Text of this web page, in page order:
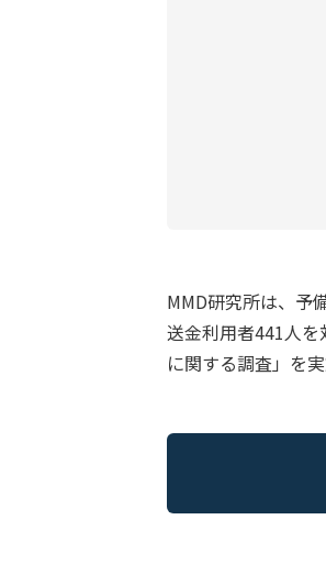
MMD研究所は、予
送金利用者441人
に関する調査」を